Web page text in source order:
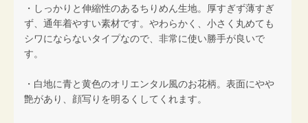
・しっかりと伸縮性のあるちりめん生地。厚すぎず薄すぎ
ず、通年着やすい素材です。やわらかく、小さく丸めても
シワにならないタイプなので、非常に使い勝手が良いで
す。
・白地に青と黄色のオリエンタル風のお花柄。表面にやや
艶があり、顔写りを明るくしてくれます。